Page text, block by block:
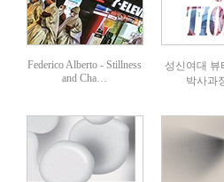
Federico Alberto - Stillness
and Cha…
성신여대
박사과